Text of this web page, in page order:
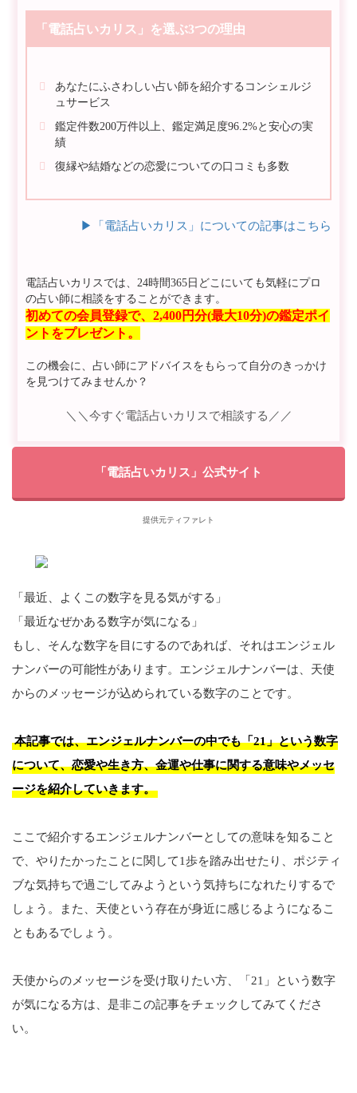
「電話占いカリス」を選ぶ3つの理由
あなたにふさわしい占い師を紹介するコンシェルジ
ュサービス
鑑定件数200万件以上、鑑定満足度96.2%と安心の実
績
復縁や結婚などの恋愛についての口コミも多数
▶︎「電話占いカリス」についての記事はこちら
電話占いカリスでは、24時間365日どこにいても気軽にプロ
の占い師に相談をすることができます。
初めての会員登録で、2,400円分(最大10分)の鑑定ポイ
ントをプレゼント。
この機会に、占い師にアドバイスをもらって自分のきっかけ
を見つけてみませんか？
＼＼今すぐ電話占いカリスで相談する／／
「電話占いカリス」公式サイト
提供元ティファレト
「最近、よくこの数字を見る気がする」
「最近なぜかある数字が気になる」
もし、そんな数字を目にするのであれば、それはエンジェル
ナンバーの可能性があります。エンジェルナンバーは、天使
からのメッセージが込められている数字のことです。
本記事では、エンジェルナンバーの中でも「21」という数字
について、恋愛や生き方、金運や仕事に関する意味やメッセ
ージを紹介していきます。
ここで紹介するエンジェルナンバーとしての意味を知ること
で、やりたかったことに関して1歩を踏み出せたり、ポジティ
ブな気持ちで過ごしてみようという気持ちになれたりするで
しょう。また、天使という存在が身近に感じるようになるこ
ともあるでしょう。
天使からのメッセージを受け取りたい方、「21」という数字
が気になる方は、是非この記事をチェックしてみてくださ
い。